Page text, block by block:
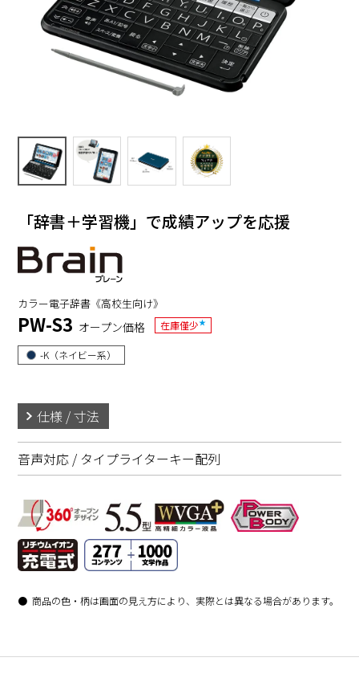
「辞書＋学習機」で成績アップを応援
カラー電子辞書《高校生向け》
PW-S3 オープン価格 在庫僅少★
-K（ネイビー系）
仕様 / 寸法
音声対応 / タイプライターキー配列
商品の色・柄は画面の見え方により、実際とは異なる場合があります。